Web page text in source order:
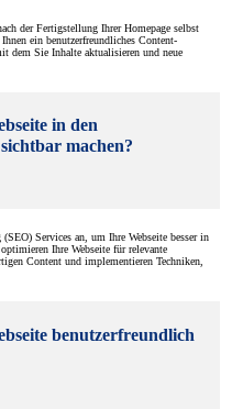
der Fertigstellung Ihrer Homepage selbst
ein benutzerfreundliches Content-
dem Sie Inhalte aktualisieren und neue
in den
machen?
Services an, um Ihre Webseite besser in
Ihre Webseite für relevante
Content und implementieren Techniken,
benutzerfreundlich